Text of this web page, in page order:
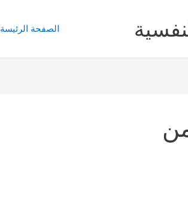
الصفحة الرئيسة